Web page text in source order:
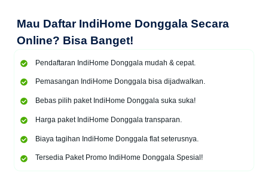
Mau Daftar IndiHome Donggala Secara
Online? Bisa Banget!
Pendaftaran IndiHome Donggala mudah & cepat.
Pemasangan IndiHome Donggala bisa dijadwalkan.
Bebas pilih paket IndiHome Donggala suka suka!
Harga paket IndiHome Donggala transparan.
Biaya tagihan IndiHome Donggala flat seterusnya.
Tersedia Paket Promo IndiHome Donggala Spesial!